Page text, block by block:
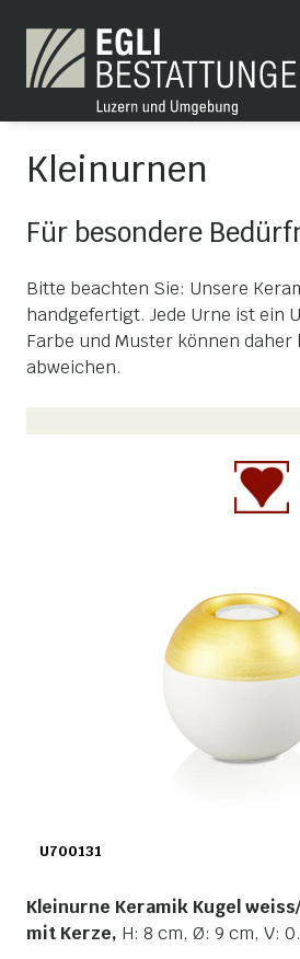
Kleinurnen
Für besondere
Bitte beachten Sie: Unsere
handgefertigt. Jede Urne ist ein
Farbe und Muster können daher
abweichen.
U700131
Kleinurne Keramik Kugel
mit Kerze, H: 8 cm, Ø: 9 cm, V: